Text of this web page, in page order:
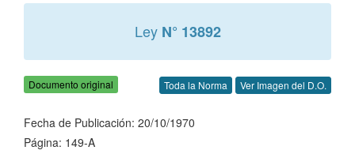
Ley N° 13892
Documento original Toda la Norma Ver Imagen del D.O.
Fecha de Publicación: 20/10/1970
Página: 149-A